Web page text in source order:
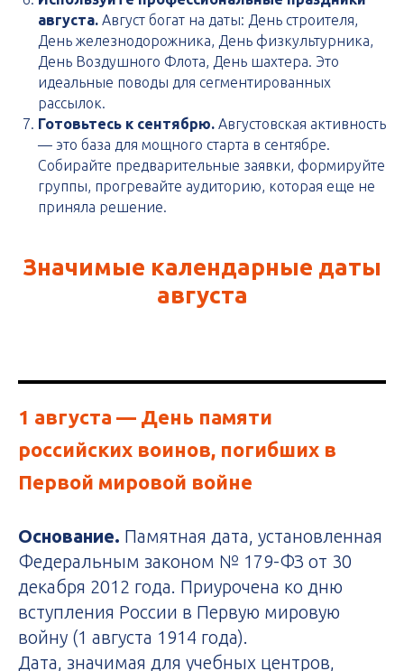
августа. Август богат на даты: День строителя,
День железнодорожника, День физкультурника,
День Воздушного Флота, День шахтера. Это
идеальные поводы для сегментированных
рассылок.
Готовьтесь к сентябрю. Августовская активность
— это база для мощного старта в сентябре.
Собирайте предварительные заявки, формируйте
группы, прогревайте аудиторию, которая еще не
приняла решение.
Значимые календарные даты
августа
1 августа — День памяти
российских воинов, погибших в
Первой мировой войне
Основание. Памятная дата, установленная
Федеральным законом № 179-ФЗ от 30
декабря 2012 года. Приурочена ко дню
вступления России в Первую мировую
войну (1 августа 1914 года).
Дата, значимая для учебных центров,